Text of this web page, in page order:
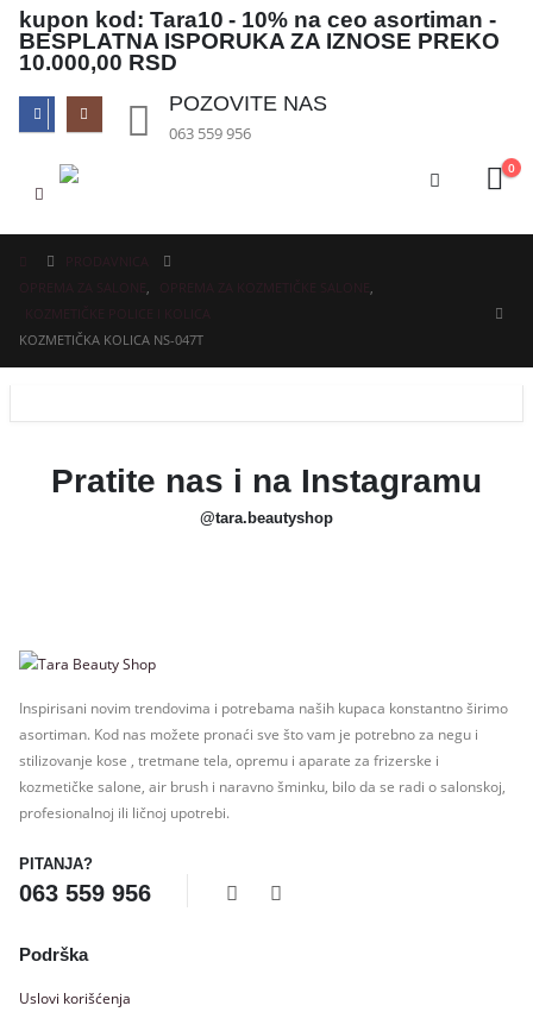
kupon kod: Tara10 - 10% na ceo asortiman -
BESPLATNA ISPORUKA ZA IZNOSE PREKO
10.000,00 RSD
POZOVITE NAS
063 559 956
0
PRODAVNICA
OPREMA ZA SALONE
OPREMA ZA KOZMETIČKE SALONE
KOZMETIČKE POLICE I KOLICA
KOZMETIČKA KOLICA NS-047T
Pratite nas i na Instagramu
@tara.beautyshop
Inspirisani novim trendovima i potrebama naših kupaca konstantno širimo
asortiman. Kod nas možete pronaći sve što vam je potrebno za negu i
stilizovanje kose , tretmane tela, opremu i aparate za frizerske i
kozmetičke salone, air brush i naravno šminku, bilo da se radi o salonskoj,
profesionalnoj ili ličnoj upotrebi.
PITANJA?
063 559 956
Podrška
Uslovi korišćenja